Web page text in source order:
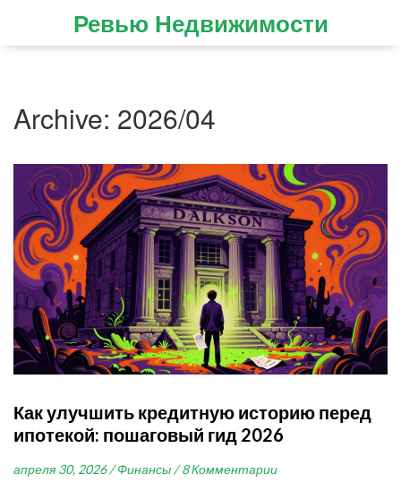
Ревью Недвижимости
Archive: 2026/04
Как улучшить кредитную историю перед
ипотекой: пошаговый гид 2026
апреля 30, 2026 / Финансы / 8 Комментарии